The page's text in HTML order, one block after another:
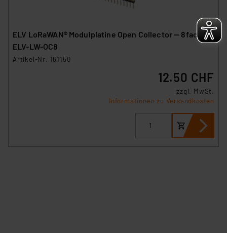
ELV LoRaWAN® Modulplatine Open Collector ‒ 8fach,
ELV-LW-OC8
Artikel-Nr. 161150
12.50 CHF
zzgl. MwSt.
Informationen zu Versandkosten